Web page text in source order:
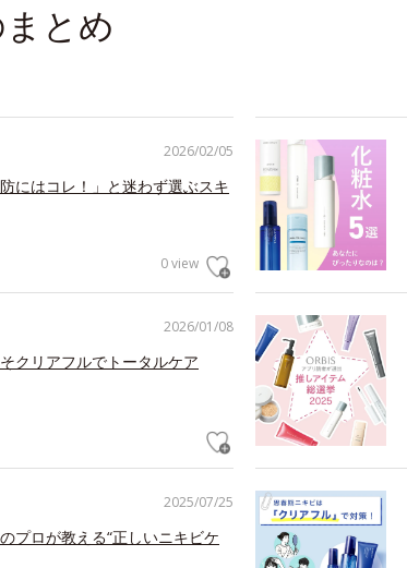
とめ
2026/02/05
にはコレ！」と迷わず選ぶスキ
0 view
2026/01/08
クリアフルでトータルケア
2025/07/25
プロが教える“正しいニキビケ